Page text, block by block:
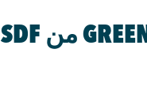
الريادة الدولية لـ GREENHOUSE MANAGER من SDF